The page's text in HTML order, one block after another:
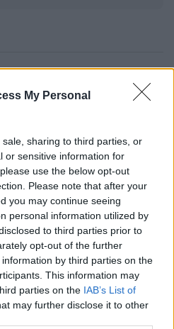
My Personal
sharing to third parties, or
or sensitive information for
use the below opt-out
Please note that after your
you may continue seeing
personal information utilized by
to third parties prior to
opt-out of the further
by third parties on the
This information may
parties on the IAB’s List of
may further disclose it to other
από το
κατέγραψε τη
προθεσμία για να
– «Είναι αθώα,
όπως και
σε ηλικία 26 ετών η
τη ζωή της
Πότε μπορεί να
να επιβληθεί φόρος
παροχές